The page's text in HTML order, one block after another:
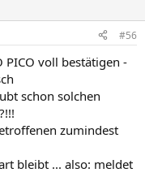
#56
PICO voll bestätigen -
schon solchen
zumindest
bleibt ... also: meldet